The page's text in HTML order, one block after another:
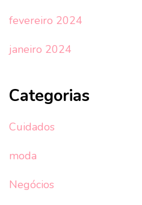
fevereiro 2024
janeiro 2024
Categorias
Cuidados
moda
Negócios